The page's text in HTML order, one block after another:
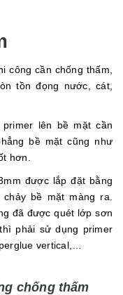
công cần chống thấm,
tồn đọng nước, cát,
lên bề mặt cần
bề mặt cũng như
hơn.
được lắp đặt bằng
bề mặt màng ra.
đã được quét lớp sơn
phải sử dụng primer
vertical,…
chống thấm